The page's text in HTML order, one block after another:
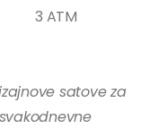
3 ATM
satove za